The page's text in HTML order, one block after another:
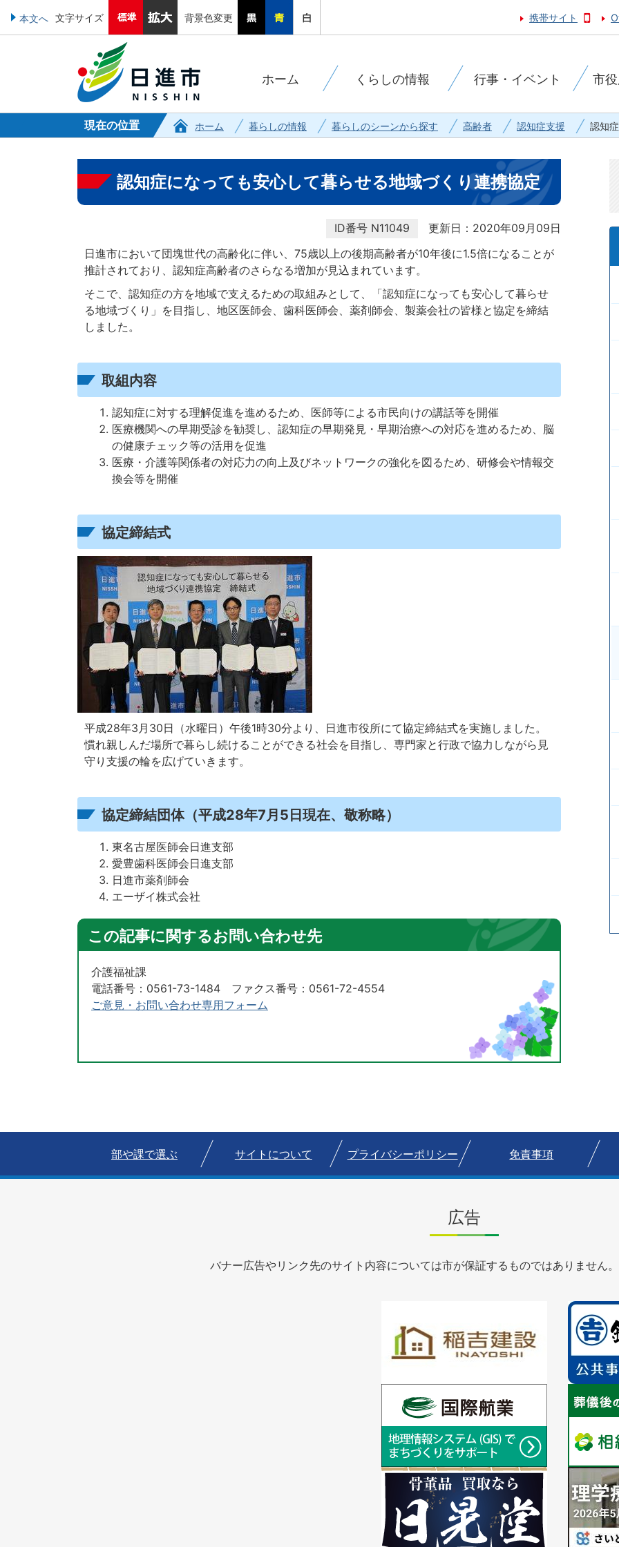
本文へ 文字サイズ 背景色変更 携帯サイト
ホーム くらしの情報 行事・イベント 市
現在の位置 ホーム 暮らしの情報 暮らしのシーンから探す 高齢者 認知症支援 認知
認知症になっても安心して暮らせる地域づくり連携協定
ID番号 N11049
更新日：2020年09月09日
日進市において団塊世代の高齢化に伴い、75歳以上の後期高齢者が10年後に1.5倍になることが
推計されており、認知症高齢者のさらなる増加が見込まれています。
そこで、認知症の方を地域で支えるための取組みとして、「認知症になっても安心して暮らせ
る地域づくり」を目指し、地区医師会、歯科医師会、薬剤師会、製薬会社の皆様と協定を締結
しました。
取組内容
認知症に対する理解促進を進めるため、医師等による市民向けの講話等を開催
医療機関への早期受診を勧奨し、認知症の早期発見・早期治療への対応を進めるため、脳
の健康チェック等の活用を促進
医療・介護等関係者の対応力の向上及びネットワークの強化を図るため、研修会や情報交
換会等を開催
協定締結式
平成28年3月30日（水曜日）午後1時30分より、日進市役所にて協定締結式を実施しました。
慣れ親しんだ場所で暮らし続けることができる社会を目指し、専門家と行政で協力しながら見
守り支援の輪を広げていきます。
協定締結団体（平成28年7月5日現在、敬称略）
東名古屋医師会日進支部
愛豊歯科医師会日進支部
日進市薬剤師会
エーザイ株式会社
この記事に関するお問い合わせ先
介護福祉課
電話番号：0561-73-1484 ファクス番号：0561-72-4554
ご意見・お問い合わせ専用フォーム
部や課で選ぶ サイトについて プライバシーポリシー 免責事項
広告
バナー広告やリンク先のサイト内容については市が保証するものではありません。
の
ド
1
枚
目
の
ス
イ
目
の
ス
ラ
枚
の
ラ
イ
ド
1
の
ス
1
枚
目
の
ス